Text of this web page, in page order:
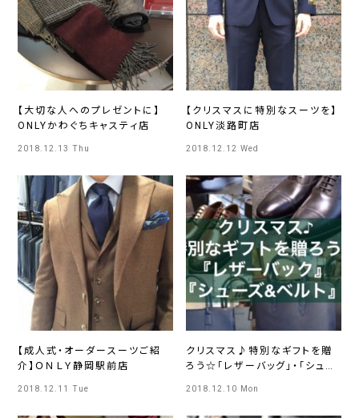
【大切な人へのプレゼントに】
ONLYかわぐちキャスティ店
2018.12.13 Thu
【クリスマスに特別なスーツを】
ONLY淡路町店
2018.12.12 Wed
【成人式・オーダースーツご紹
介】ＯＮＬＹ静岡駅前店
2018.12.11 Tue
クリスマス♪特別なギフトを贈
ろう☆「レザーバッグ」・「シュー
2018.12.10 Mon